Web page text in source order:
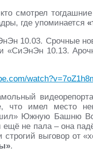
смотрел
где упоминается
10.03. Срочные
«СиЭнЭн 10.13.
что имел место
Южную Башню
ещё не пала – она
выговор от
.